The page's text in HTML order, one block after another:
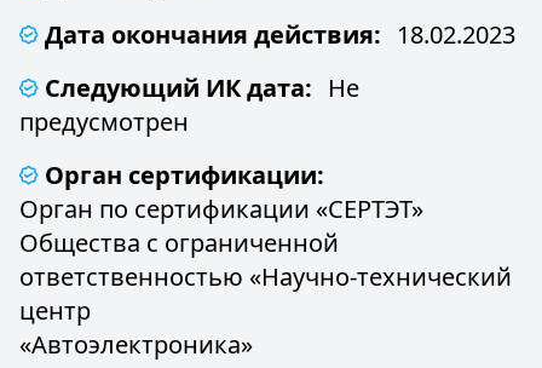
Дата окончания действия: 18.02.2023
Следующий ИК дата: Не
предусмотрен
Орган сертификации:
Орган по сертификации «СЕРТЭТ»
Общества с ограниченной
ответственностью «Научно-технический
центр
«Автоэлектроника»